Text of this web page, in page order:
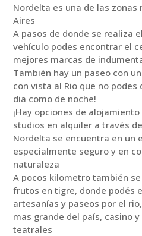
Nordelta es una de las zonas
Aires
A pasos de donde se realiza
vehículo podes encontrar el
mejores marcas de
También hay un paseo con
con vista al Rio que no
dia como de noche!
¡Hay opciones de
studios en alquiler a través
Nordelta se encuentra en un
especialmente seguro y en
naturaleza
A pocos kilometro también
frutos en tigre, donde podés
artesanías y paseos por el
mas grande del país, casino
teatrales